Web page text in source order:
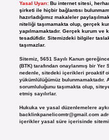
Yasal Uyarı: Bu internet sitesi,
şirketi ile hiçbir bağlantısı
hazırladığımız makaleler
niteliği taşımamakta olup, gerçek
yapılmamaktadır. Gerçek kurum
tesadüfidir. Sitemizdeki bilgiler
taşımazlar.
Sitemiz, 5651 Sayılı Kanun
(BTK) tarafından onaylanmış bir Yer
nedenle, sitedeki içerikleri proaktif
yükümlülüğümüz bulunmamaktadır.
sorumluluğunu taşımakta olup,
etmiş sayılırlar.
Hukuka ve yasal düzenlemelere
backlinkpanelicomtr@gmail.com
içerikler yasal süre içerisinde